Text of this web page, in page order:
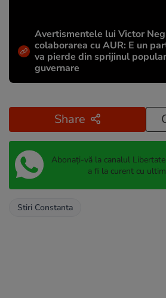
Avertismentele lui Victor
colaborarea cu AUR: E un
va pierde din sprijinul
guvernare
Share
Abonați-vă la canalul
a fi la curent cu
Stiri Constanta